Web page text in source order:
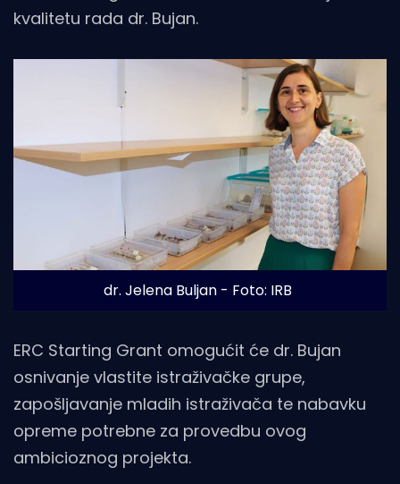
kvalitetu rada dr. Bujan.
dr. Jelena Buljan - Foto: IRB
ERC Starting Grant omogućit će dr. Bujan
osnivanje vlastite istraživačke grupe,
zapošljavanje mladih istraživača te nabavku
opreme potrebne za provedbu ovog
ambicioznog projekta.